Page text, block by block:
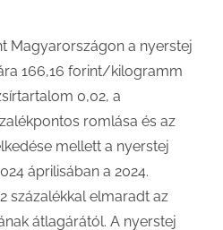
Magyarországon a nyerstej
166,16 forint/kilogramm
0,02, a
romlása és az
mellett a nyerstej
áprilisában a 2024.
százalékkal elmaradt az
átlagárától. A nyerstej